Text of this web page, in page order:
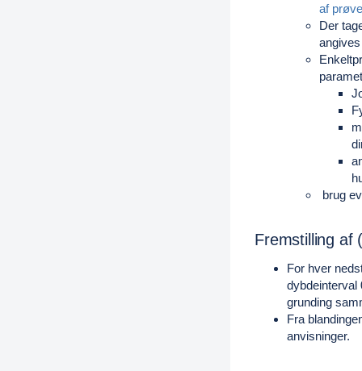
af
Der
brug
Fremstilling af
For hver
dybdeinterval
grunding
Fra
anvisninger.